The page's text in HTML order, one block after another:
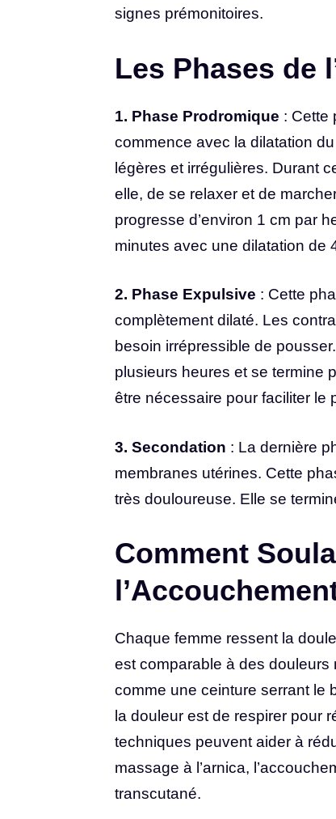
signes prémonitoires.
Les Phases de
1. Phase Prodromique : Cette
commence avec la dilatation
légères et irrégulières. Durant
elle, de se relaxer et de
progresse d’environ 1 cm par
minutes avec une dilatation de
2. Phase Expulsive : Cette
complètement dilaté. Les
besoin irrépressible de
plusieurs heures et se termine
être nécessaire pour faciliter le
3. Secondation : La dernière
membranes utérines. Cette
très douloureuse. Elle se
Comment
Chaque femme ressent la
est comparable à des douleurs
comme une ceinture serrant le
la douleur est de respirer pour
techniques peuvent aider à
massage à l’arnica,
transcutané.